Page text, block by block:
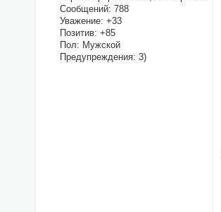
Сообщений: 788
Уважение: +33
Позитив: +85
Пол: Мужской
Предупреждения: 3)